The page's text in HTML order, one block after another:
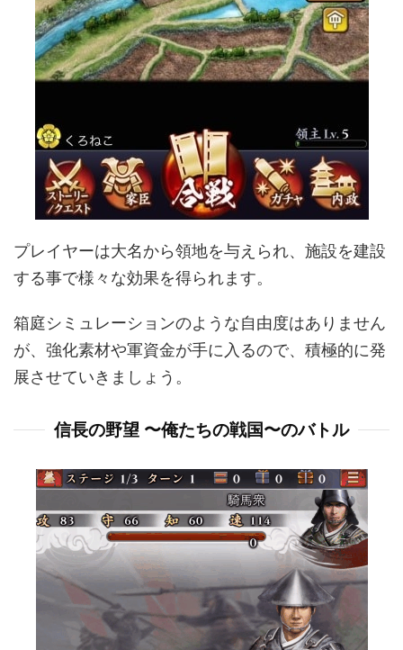
プレイヤーは大名から領地を与えられ、施設を建設
する事で様々な効果を得られます。
箱庭シミュレーションのような自由度はありません
が、強化素材や軍資金が手に入るので、積極的に発
展させていきましょう。
信長の野望 〜俺たちの戦国〜のバトル